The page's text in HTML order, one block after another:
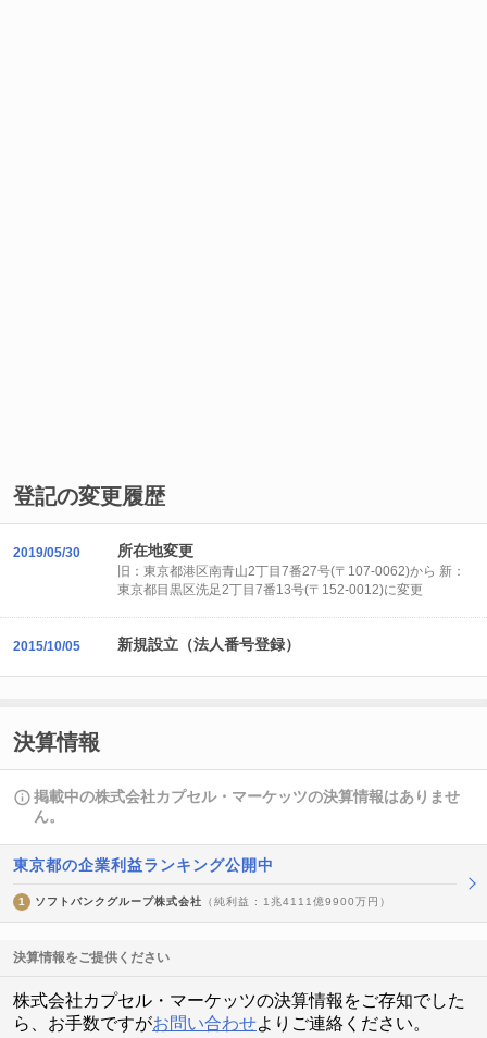
登記の変更履歴
2019/05/30 所在地変更
旧：東京都港区南青山2丁目7番27号(〒107-0062)から 新：
東京都目黒区洗足2丁目7番13号(〒152-0012)に変更
2015/10/05 新規設立（法人番号登録）
決算情報
掲載中の株式会社カプセル・マーケッツの決算情報はありませ
ん。
東京都の企業利益ランキング公開中
1 ソフトバンクグループ株式会社 （純利益 : 1兆4111億9900万円）
決算情報をご提供ください
株式会社カプセル・マーケッツの決算情報をご存知でした
ら、お手数ですがお問い合わせよりご連絡ください。